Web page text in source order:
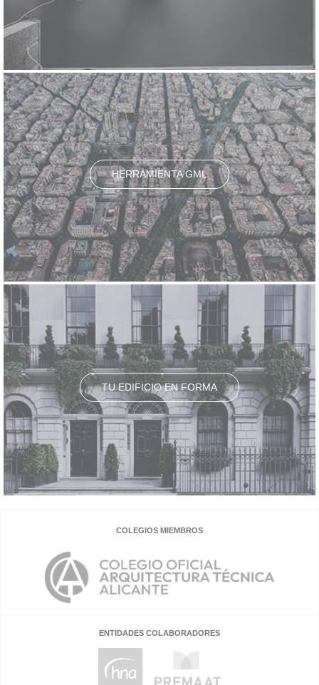
HERRAMIENTA GML
TU EDIFICIO EN FORMA
COLEGIOS MIEMBROS
ENTIDADES COLABORADORES